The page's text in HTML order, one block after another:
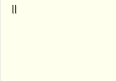
॥